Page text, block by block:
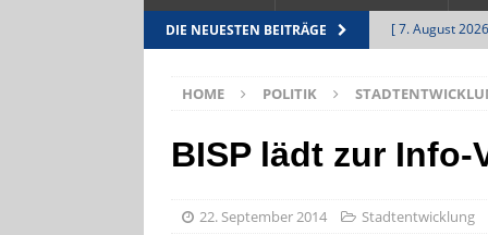
DIE NEUESTEN BEITRÄGE [ 7. August
[ 5. August
Zementwerk
HOME POLITIK
BISP lädt zur
22. September 2014 Stadtentwicklung